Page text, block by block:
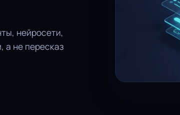
нейросети,
а не пересказ